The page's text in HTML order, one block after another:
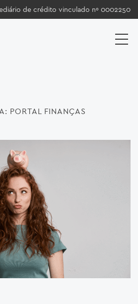
de crédito vinculado nº 0002250
PORTAL FINANÇAS